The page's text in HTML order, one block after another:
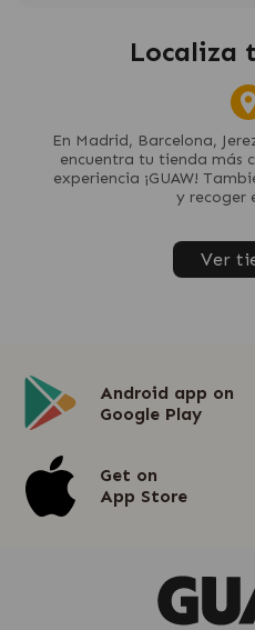
Localiza
En Madrid, Barcelona,
encuentra tu tienda más
experiencia ¡GUAW!
y recoger
Ver
Android app on
Google Play
Get on
App Store